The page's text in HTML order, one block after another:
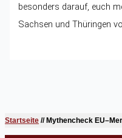
besonders darauf, euch
Sachsen und Thüringen
Startseite //Mythencheck